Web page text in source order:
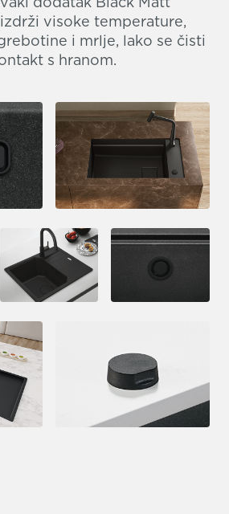
visoke temperature,
i mrlje, lako se čisti
s hranom.